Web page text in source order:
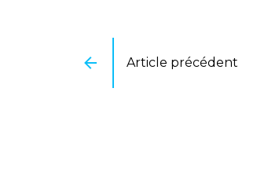
Article précédent